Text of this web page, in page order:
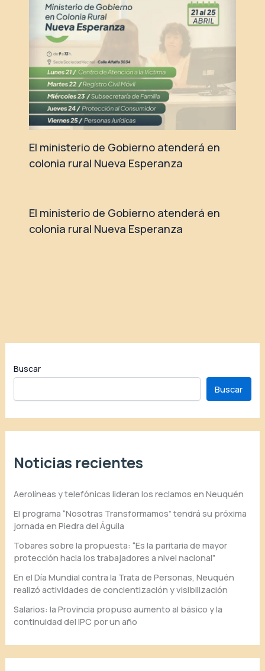
El ministerio de Gobierno atenderá en
colonia rural Nueva Esperanza
El ministerio de Gobierno atenderá en
colonia rural Nueva Esperanza
Buscar
Buscar
Noticias recientes
Aerolíneas y telefónicas lideran los reclamos en Neuquén
El programa “Nosotras Transformamos” tendrá su próxima
jornada en Piedra del Águila
Tobares sobre la propuesta: “Es la paritaria de mayor
protección hacia los trabajadores a nivel nacional”
En el Día Mundial contra la Trata de Personas, Neuquén
realizó actividades de concientización y visibilización
Salarios: la Provincia propuso aumento al básico y la
continuidad del IPC por un año